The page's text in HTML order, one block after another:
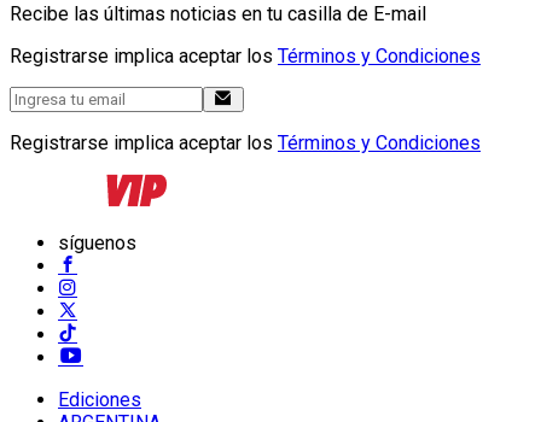
Recibe las últimas noticias en tu casilla de E-mail
Registrarse implica aceptar los Términos y Condiciones
Registrarse implica aceptar los Términos y Condiciones
síguenos
Ediciones